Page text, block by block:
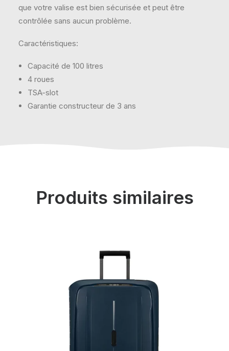
que votre valise est bien sécurisée et peut être
contrôlée sans aucun problème.
Caractéristiques:
Capacité de 100 litres
4 roues
TSA-slot
Garantie constructeur de 3 ans
Produits similaires